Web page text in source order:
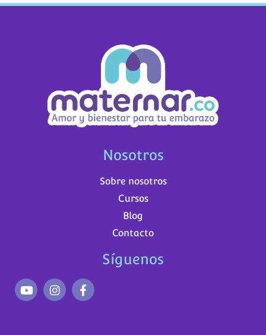
Nosotros
Sobre nosotros
Cursos
Blog
Contacto
Síguenos